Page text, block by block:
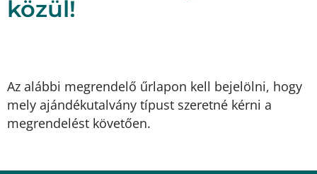
közül!
Az alábbi megrendelő űrlapon kell bejelölni, hogy
mely ajándékutalvány típust szeretné kérni a
megrendelést követően.